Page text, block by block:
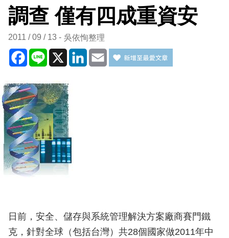
調查 僅有四成重資安
2011 / 09 / 13 吳依恂整理
Facebook
Line X LinkedIn
Email
日前，安全、儲存與系統管理解決方案廠商賽門鐵
克，針對全球（包括台灣）共28個國家做2011年中